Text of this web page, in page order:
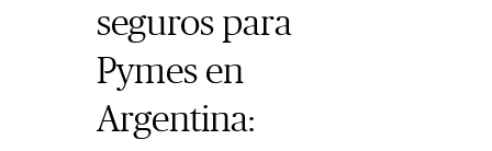
seguros para
Pymes en
Argentina: